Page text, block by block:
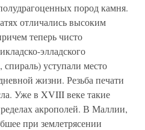
пород камня.
отличались высоким
теперь чисто
элладского
уступали место
жизни. Резьба печати
Уже в XVIII веке такие
акрополей. В Маллии,
при землетрясении